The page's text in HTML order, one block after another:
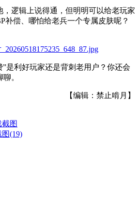
，逻辑上说得通，但明明可以给老玩家
补偿、哪怕给老兵一个专属皮肤呢 ？
”是利好玩家还是背刺老用户？你还会
。
【编辑：禁止啃月】
(19)